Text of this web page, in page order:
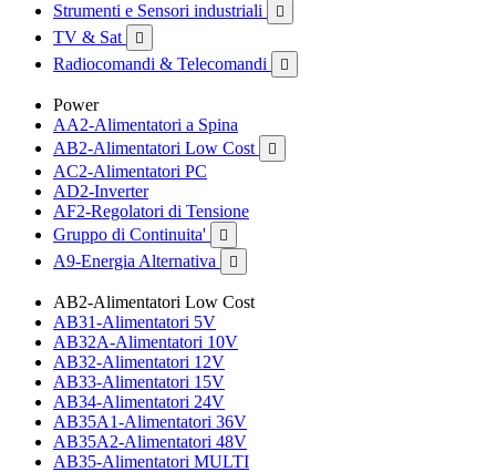
Strumenti e Sensori industriali 
TV & Sat 
Radiocomandi & Telecomandi 
Power
AA2-Alimentatori a Spina
AB2-Alimentatori Low Cost

AC2-Alimentatori PC
AD2-Inverter
AF2-Regolatori di Tensione
Gruppo di Continuita'

A9-Energia Alternativa 
AB2-Alimentatori Low Cost
AB31-Alimentatori 5V
AB32A-Alimentatori 10V
AB32-Alimentatori 12V
AB33-Alimentatori 15V
AB34-Alimentatori 24V
AB35A1-Alimentatori 36V
AB35A2-Alimentatori 48V
AB35-Alimentatori MULTI